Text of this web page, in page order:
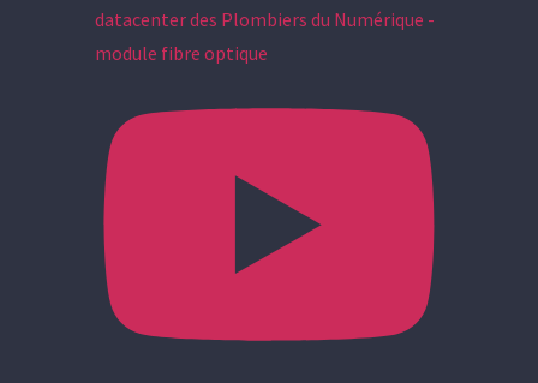
datacenter des Plombiers du Numérique -
module fibre optique